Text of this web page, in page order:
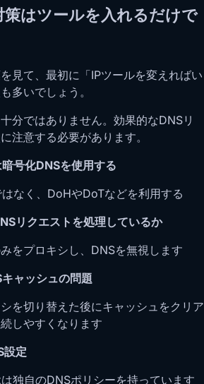
策はツールを入れるだけで
見て、最初に「IPツールを変えればい
多いでしょう。
分ではありません。効果的なDNSリ
注意する必要があります。
号化DNSを使用する
なく、DoHやDoTなどを利用する
リクエストを処理しているか
をプロキシし、DNSを無視します
ャッシュの問題
を切り替えた後にキャッシュをクリア
しやすくなります
設定
独自のDNSポリシーを持っています